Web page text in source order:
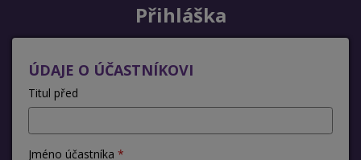
Přihláška
ÚDAJE O ÚČASTNÍKOVI
Titul před
Jméno účastníka